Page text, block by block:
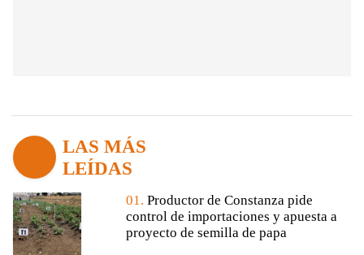
LAS MÁS
LEÍDAS
01. Productor de Constanza pide
control de importaciones y apuesta a
proyecto de semilla de papa